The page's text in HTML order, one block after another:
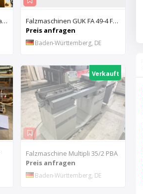
Nagel Heftmaschinen Multinak S
Falzmaschinen GUK FA 49-4 FN-TH + FA 49/2
Preis anfragen
Baden-Württemberg, DE
Verkauft
Falzmaschine Multipli 35/2 PBA
Preis anfragen
Baden-Württemberg, DE